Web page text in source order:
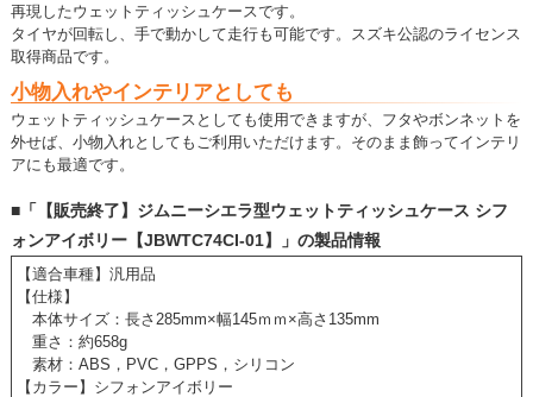
再現したウェットティッシュケースです。
タイヤが回転し、手で動かして走行も可能です。スズキ公認のライセンス
取得商品です。
小物入れやインテリアとしても
ウェットティッシュケースとしても使用できますが、フタやボンネットを
外せば、小物入れとしてもご利用いただけます。そのまま飾ってインテリ
アにも最適です。
■「【販売終了】ジムニーシエラ型ウェットティッシュケース シフ
ォンアイボリー【JBWTC74CI-01】」の製品情報
【適合車種】汎用品
【仕様】
本体サイズ：長さ285mm×幅145ｍｍ×高さ135mm
重さ：約658g
素材：ABS，PVC，GPPS，シリコン
【カラー】シフォンアイボリー